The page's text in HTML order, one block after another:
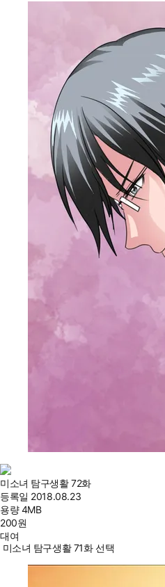
미소녀 탐구생활 72화
등록일 2018.08.23
용량4MB
200원
대여
미소녀 탐구생활 71화 선택